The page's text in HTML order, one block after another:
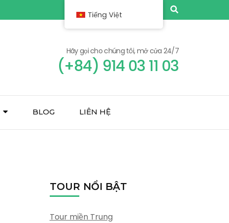
Hãy gọi cho chúng tôi, mở cửa 24/7
(+84) 914 03 11 03
BLOG LIÊN HỆ
TOUR NỔI BẬT
Tour miền Trung
Tiếng Việt